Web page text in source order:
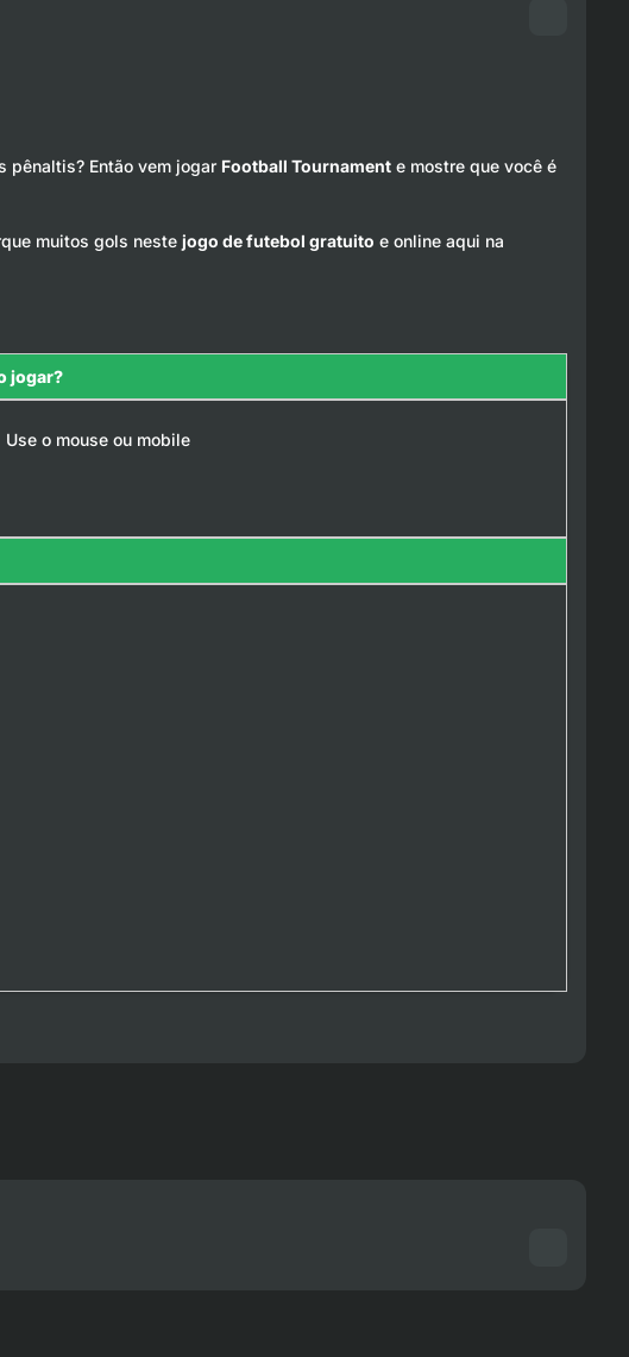
pênaltis? Então vem jogar Football Tournament e mostre que você é
muitos gols neste jogo de futebol gratuito e online aqui na
jogar?
Use o mouse ou mobile